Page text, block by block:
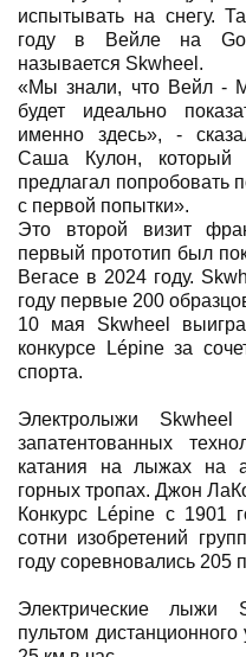
испытывать на снегу.
году в Вейле на
называется Skwheel.
«Мы знали, что Вейл -
будет идеально
именно здесь», -
Саша Кулон, который
предлагал попробовать
с первой попытки».
Это второй визит
первый прототип был
Вегасе в 2024 году.
году первые 200
10 мая Skwheel
конкурсе Lépine за
спорта.
Электролыжи
запатентованных
катания на лыжах на
горных тропах. Джон
Конкурс Lépine с 1901
сотни изобретений
году соревновались 205
Электрические лыжи
пультом